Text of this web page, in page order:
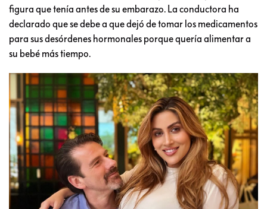
figura que tenía antes de su embarazo. La conductora ha
declarado que se debe a que dejó de tomar los medicamentos
para sus desórdenes hormonales porque quería alimentar a
su bebé más tiempo.